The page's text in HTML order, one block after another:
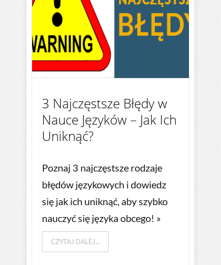
3 Najczęstsze Błędy w
Nauce Języków – Jak Ich
Uniknąć?
Poznaj 3 najczęstsze rodzaje
błędów językowych i dowiedz
się jak ich uniknąć, aby szybko
nauczyć się języka obcego! »
CZYTAJ DALEJ...